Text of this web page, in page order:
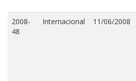
2008-
48
Internacional 11/06/2008